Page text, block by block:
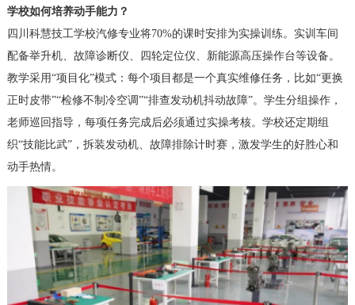
学校如何培养动手能力？
四川科慧技工学校汽修专业将70%的课时安排为实操训练。实训车间
配备举升机、故障诊断仪、四轮定位仪、新能源高压操作台等设备。
教学采用“项目化”模式：每个项目都是一个真实维修任务，比如“更换
正时皮带”“检修不制冷空调”“排查发动机抖动故障”。学生分组操作，
老师巡回指导，每项任务完成后必须通过实操考核。学校还定期组
织“技能比武”，拆装发动机、故障排除计时赛，激发学生的好胜心和
动手热情。